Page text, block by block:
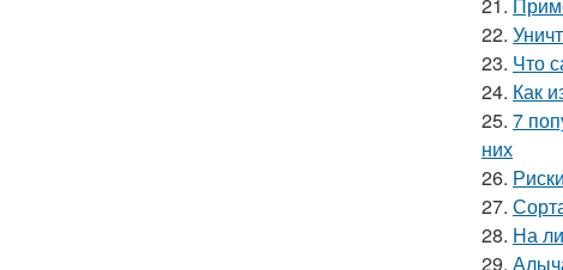
22.
23. Что
24. Как
25. 7
них
26.
27.
28. На
29.